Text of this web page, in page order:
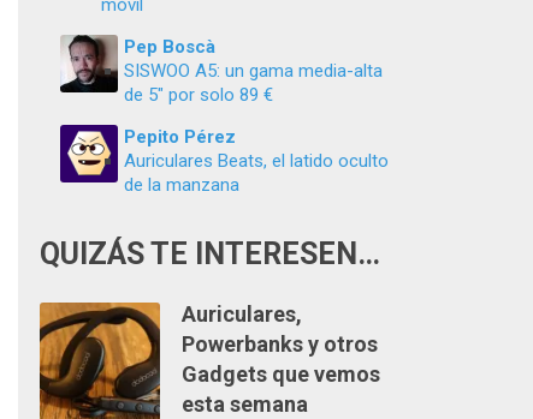
móvil
Pep Boscà
SISWOO A5: un gama media-alta
de 5″ por solo 89 €
Pepito Pérez
Auriculares Beats, el latido oculto
de la manzana
QUIZÁS TE INTERESEN…
Auriculares,
Powerbanks y otros
Gadgets que vemos
esta semana